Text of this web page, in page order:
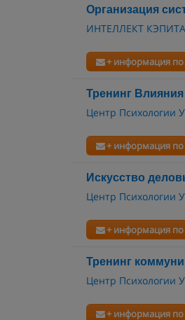
Организация
ИНТЕЛЛЕКТ
+ информация по
Тренинг
Центр Психологии
+ информация по
Искусство
Центр Психологии
+ информация по
Тренинг
Центр Психологии
+ информация по